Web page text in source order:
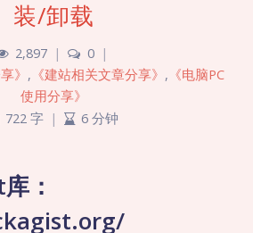
装/卸载
2,897 | 0 |
》 , 《建站相关文章分享》 , 《电脑PC
使用分享》
722 字 | 6 分钟
：